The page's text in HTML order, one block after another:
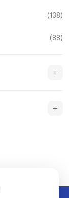
(138)
(88)